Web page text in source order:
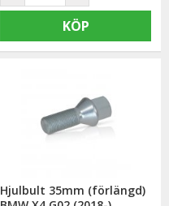
KÖP
Hjulbult 35mm (förlängd)